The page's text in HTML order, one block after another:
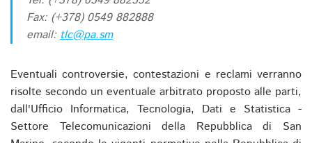
Fax: (+378) 0549 882888
email: tlc@pa.sm
Eventuali controversie, contestazioni e reclami verranno
risolte secondo un eventuale arbitrato proposto alle parti,
dall'Ufficio Informatica, Tecnologia, Dati e Statistica -
Settore Telecomunicazioni della Repubblica di San